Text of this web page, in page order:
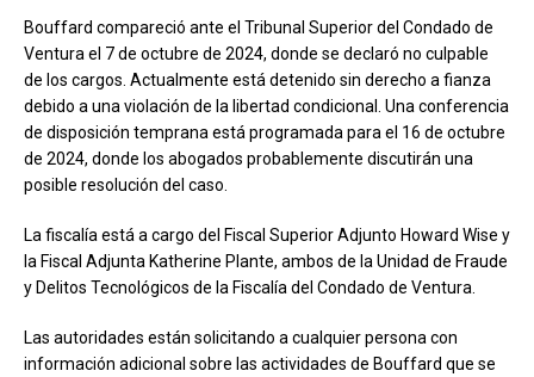
Bouffard compareció ante el Tribunal Superior del Condado de
Ventura el 7 de octubre de 2024, donde se declaró no culpable
de los cargos. Actualmente está detenido sin derecho a fianza
debido a una violación de la libertad condicional. Una conferencia
de disposición temprana está programada para el 16 de octubre
de 2024, donde los abogados probablemente discutirán una
posible resolución del caso.
La fiscalía está a cargo del Fiscal Superior Adjunto Howard Wise y
la Fiscal Adjunta Katherine Plante, ambos de la Unidad de Fraude
y Delitos Tecnológicos de la Fiscalía del Condado de Ventura.
Las autoridades están solicitando a cualquier persona con
información adicional sobre las actividades de Bouffard que se